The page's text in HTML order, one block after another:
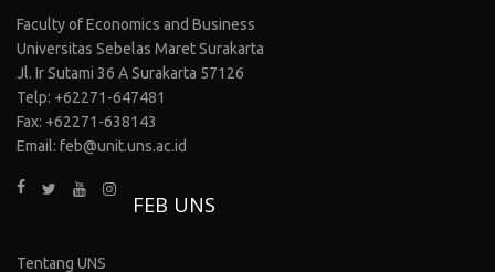
Faculty of Economics and Business
Universitas Sebelas Maret Surakarta
Jl. Ir Sutami 36 A Surakarta 57126
Telp: +62271-647481
Fax: +62271-638143
Email: feb@unit.uns.ac.id
FEB UNS
Tentang UNS